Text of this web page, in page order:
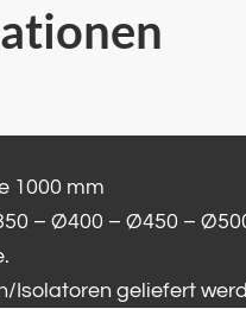
1000 mm
– Ø400 – Ø450 –
Isolatoren geliefert